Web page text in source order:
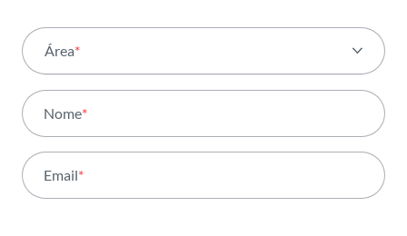
Área*
Atividade
Institucional
Nome*
Email*